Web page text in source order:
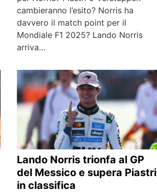
cambieranno l’esito? Norris ha
davvero il match point per il
Mondiale F1 2025? Lando Norris
arriva…
Lando Norris trionfa al GP
del Messico e supera Piastri
in classifica